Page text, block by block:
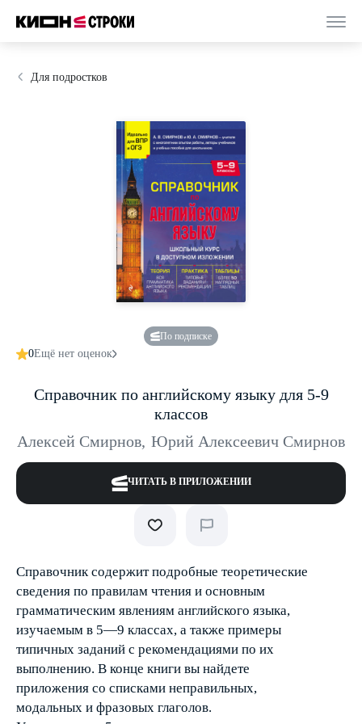
Для подростков
По подписке
0Ещё нет оценок
Справочник по английскому языку для 5-9
классов
Алексей Смирнов, Юрий Алексеевич Смирнов
ЧИТАТЬ В ПРИЛОЖЕНИИ
Справочник содержит подробные теоретические
сведения по правилам чтения и основным
грамматическим явлениям английского языка,
изучаемым в 5—9 классах, а также примеры
типичных заданий с рекомендациями по их
выполнению. В конце книги вы найдете
приложения со списками неправильных,
модальных и фразовых глаголов.